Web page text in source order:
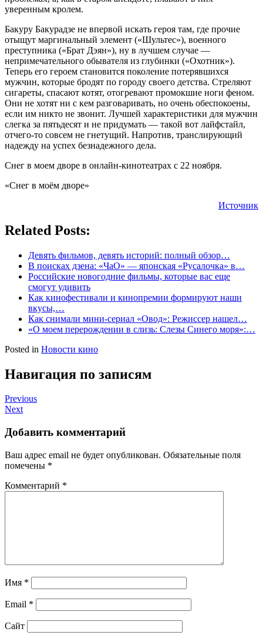
уверенным кролем.
Бакуру Бакурадзе не впервой искать героя там, где прочие
отыщут маргинальный элемент («Шультес»), военного
преступника («Брат Дэян»), ну в лучшем случае —
непримечательного обывателя из глубинки («Охотник»).
Теперь его героем становится поколение потерявшихся
мужчин, которые бродят по городу своего детства. Стреляют
сигареты, спасают котят, отогревают промокшие ноги феном.
Они не хотят ни с кем разговаривать, но очень обеспокоены,
если им никто не звонит. Лучшей характеристики для мужчин
слегка за пятьдесят и не придумать — такой вот лайфстайл,
отчего-то совсем не гнетущий. Напротив, транслирующий
надежду на успех безнадежного дела.
Снег в моем дворе в онлайн-кинотеатрах с 22 ноября.
«Снег в моём дворе»
Источник
Related Posts:
Девять фильмов, девять историй: полный обзор…
В поисках дзена: «ЧаО» — японская «Русалочка» в…
Российские новогодние фильмы, которые вас еще
смогут удивить
Как кинофестивали и кинопремии формируют наши
вкусы,…
Как снимали мини-сериал «Овод»: Режиссер нашел…
«О моем перерождении в слизь: Слезы Синего моря»:…
Posted in Новости кино
Навигация по записям
Previous
Next
Добавить комментарий
Ваш адрес email не будет опубликован. Обязательные поля
помечены *
Комментарий *
Имя *
Email *
Сайт